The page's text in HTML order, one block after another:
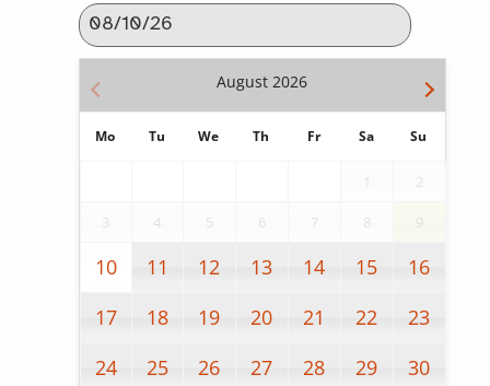
August 2026
Mo Tu We Th Fr Sa Su
2
3 4 5 6 7 8 9
10 11 12 13 14 15
16
17
18 19 20 21 22
23
24
25 26 27 28 29
30